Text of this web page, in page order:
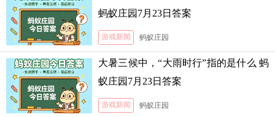
蚂蚁庄园7月23日答案
游戏新闻 蚂蚁庄园
大暑三候中，“大雨时行”指的是什么 蚂
蚁庄园7月23日答案
游戏新闻 蚂蚁庄园